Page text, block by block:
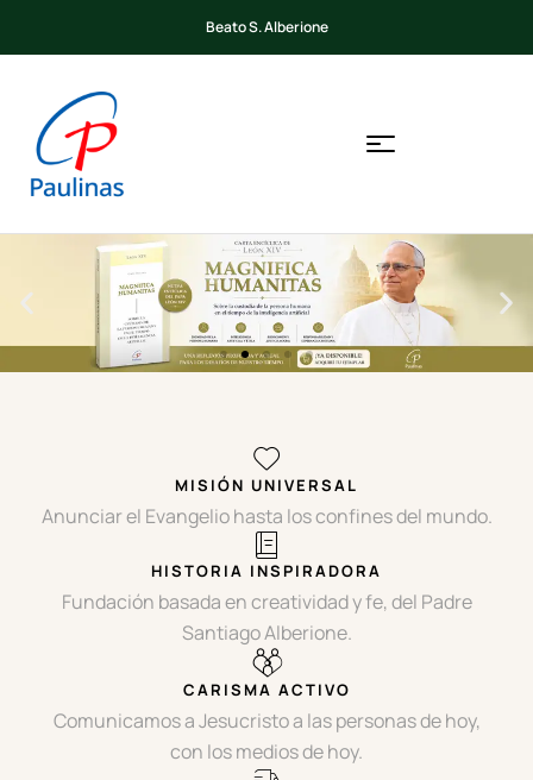
Beato S. Alberione
MISIÓN UNIVERSAL
Anunciar el Evangelio hasta los confines del mundo.
HISTORIA INSPIRADORA
Fundación basada en creatividad y fe, del Padre
Santiago Alberione.
CARISMA ACTIVO
Comunicamos a Jesucristo a las personas de hoy,
con los medios de hoy.